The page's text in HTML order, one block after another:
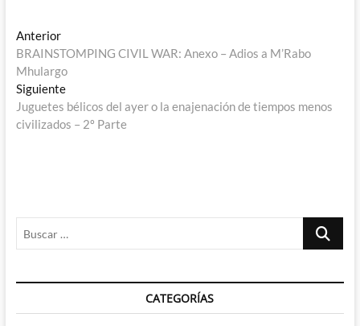
Navegación
de
entradas
AnteriorEntrada
anterior:
BRAINSTOMPING CIVIL WAR: Anexo – Adios a M’Rabo
Mhulargo
SiguienteEntrada
siguiente:
Juguetes bélicos del ayer o la enajenación de tiempos menos
civilizados – 2º Parte
Buscar
CATEGORÍAS